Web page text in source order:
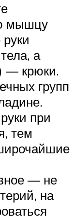
мышцу
а
— крюки.
групп
при
тем
— не
на